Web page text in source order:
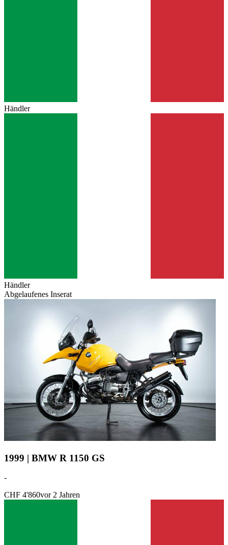
Händler
Händler
Abgelaufenes Inserat
1999 | BMW R 1150 GS
-
CHF 4'860vor 2 Jahren